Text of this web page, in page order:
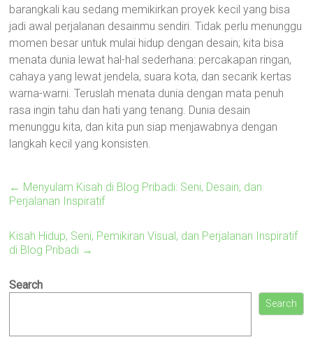
barangkali kau sedang memikirkan proyek kecil yang bisa
jadi awal perjalanan desainmu sendiri. Tidak perlu menunggu
momen besar untuk mulai hidup dengan desain; kita bisa
menata dunia lewat hal-hal sederhana: percakapan ringan,
cahaya yang lewat jendela, suara kota, dan secarik kertas
warna-warni. Teruslah menata dunia dengan mata penuh
rasa ingin tahu dan hati yang tenang. Dunia desain
menunggu kita, dan kita pun siap menjawabnya dengan
langkah kecil yang konsisten.
← Menyulam Kisah di Blog Pribadi: Seni, Desain, dan
Perjalanan Inspiratif
Kisah Hidup, Seni, Pemikiran Visual, dan Perjalanan Inspiratif
di Blog Pribadi →
Search
Search